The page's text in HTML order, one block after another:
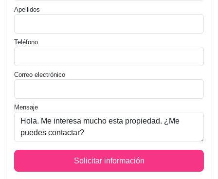
Apellidos
Teléfono
Correo electrónico
Mensaje